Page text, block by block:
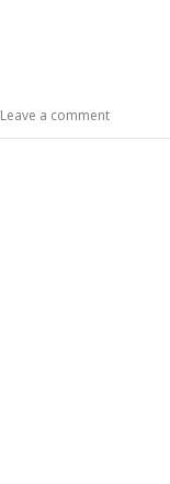
Leave a comment